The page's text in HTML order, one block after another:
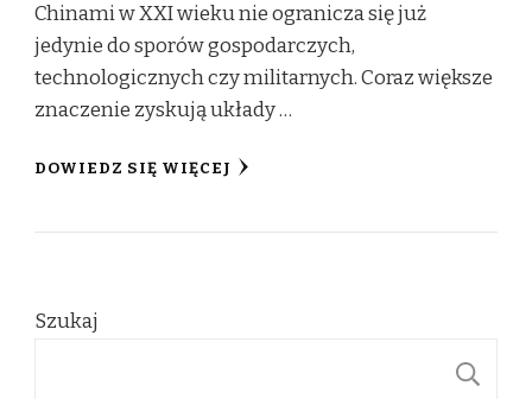
Chinami w XXI wieku nie ogranicza się już
jedynie do sporów gospodarczych,
technologicznych czy militarnych. Coraz większe
znaczenie zyskują układy …
DOWIEDZ SIĘ WIĘCEJ
Szukaj